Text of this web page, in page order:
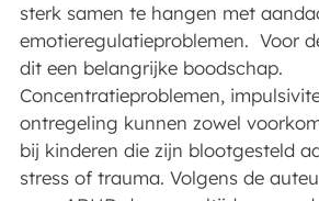
sterk samen te hangen met
emotieregulatieproblemen. Voor
dit een belangrijke boodschap.
Concentratieproblemen,
ontregeling kunnen zowel
bij kinderen die zijn blootgesteld
stress of trauma. Volgens de